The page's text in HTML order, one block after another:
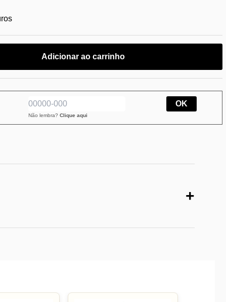
Adicionar ao carrinho
Não lembra?Clique aqui
OK
+